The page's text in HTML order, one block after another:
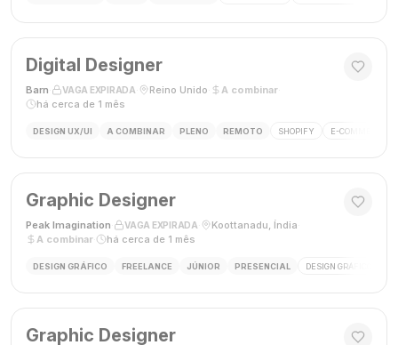
Digital Designer
Barn VAGA EXPIRADA Reino Unido A combinar·
há cerca de 1 mês
DESIGN UX/UI A COMBINAR PLENO REMOTO SHOPIFY E-COMMERCE
Graphic Designer
Peak Imagination VAGA EXPIRADA Koottanadu, Índia
A combinar
há cerca de 1 mês
DESIGN GRÁFICO FREELANCE JÚNIOR PRESENCIAL DESIGN GRÁFICO
Graphic Designer